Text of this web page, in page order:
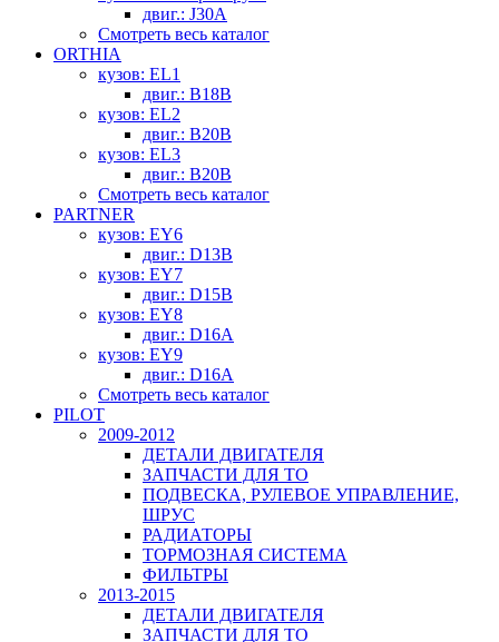
двиг.: J30A
Смотреть весь каталог
ORTHIA
кузов: EL1
двиг.: B18B
кузов: EL2
двиг.: B20B
кузов: EL3
двиг.: B20B
Смотреть весь каталог
PARTNER
кузов: EY6
двиг.: D13B
кузов: EY7
двиг.: D15B
кузов: EY8
двиг.: D16A
кузов: EY9
двиг.: D16A
Смотреть весь каталог
PILOT
2009-2012
ДЕТАЛИ ДВИГАТЕЛЯ
ЗАПЧАСТИ ДЛЯ ТО
ПОДВЕСКА, РУЛЕВОЕ УПРАВЛЕНИЕ,
ШРУС
РАДИАТОРЫ
ТОРМОЗНАЯ СИСТЕМА
ФИЛЬТРЫ
2013-2015
ДЕТАЛИ ДВИГАТЕЛЯ
ЗАПЧАСТИ ДЛЯ ТО